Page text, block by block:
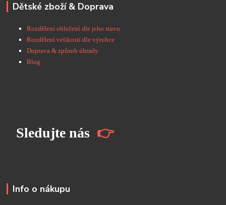
Dětské zboží & Doprava
Rozdělení oblečení dle jeho stavu
Rozdělení velikostí dle výrobce
Doprava & způsob úhrady
Blog
Sledujte nás 👉
Info o nákupu